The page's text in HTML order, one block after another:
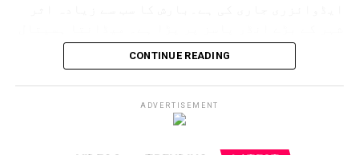
سے دہلی کی طرف جانے والا انڈر پاس کئی فٹ پانی سے
بھر گیا۔ ایک گاڑی رک گئی اور پانی بھرنے میں
پھنس گئی۔ اسی طرح سرائے الوردی ریلوے انڈر پاس
مکمل طور پر زیر آب آ گیا جس سے گاڑیوں کی
آمدورفت مکمل طور پر متاثر ہوئی۔ ڈرائیورز اپنی
CONTINUE READING
ADVERTISEMENT